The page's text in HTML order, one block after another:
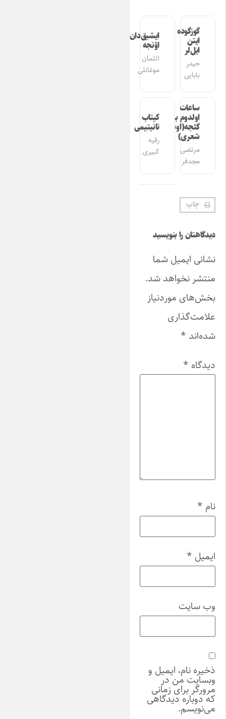
گوزگوده
ایتن
ایل‌لر
حیدر
بابایی
ایشیق‌دان
اؤنجه
ائلمان
موغانلی
ساعات
اولدوم بیر
گئجه(اوشاق
شعری)
مرتضی
مجدفر
کیتاب
تانیتیمی
رقیه
کبیری
چاپ
دیدگاهتان را بنویسید
نشانی ایمیل شما
منتشر نخواهد شد.
بخش‌های موردنیاز
علامت‌گذاری
شده‌اند *
دیدگاه *
نام *
ایمیل *
وب‌ سایت
ذخیره نام، ایمیل و
وبسایت من در
مرورگر برای زمانی
که دوباره دیدگاهی
می‌نویسم.